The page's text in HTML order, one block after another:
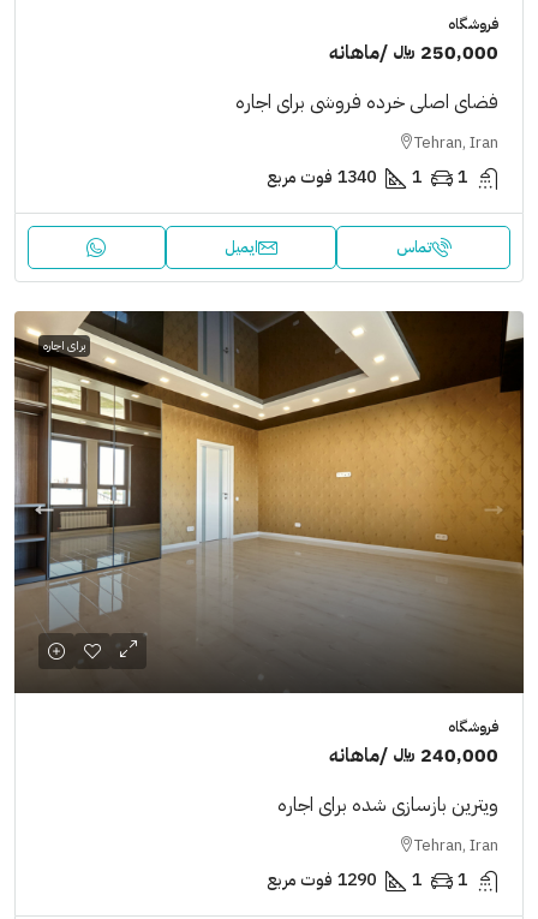
فروشگاه
250,000 ﷼
/ماهانه
فضای اصلی خرده فروشی برای اجاره
Tehran, Iran
1
1
1340 فوت مربع
تماس ایمیل
برای اجاره
فروشگاه
240,000 ﷼
/ماهانه
ویترین بازسازی شده برای اجاره
Tehran, Iran
1
1
1290 فوت مربع